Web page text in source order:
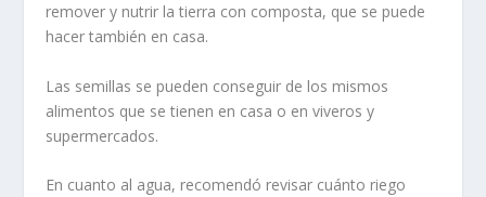
remover y nutrir la tierra con composta, que se puede
hacer también en casa.
Las semillas se pueden conseguir de los mismos
alimentos que se tienen en casa o en viveros y
supermercados.
En cuanto al agua, recomendó revisar cuánto riego